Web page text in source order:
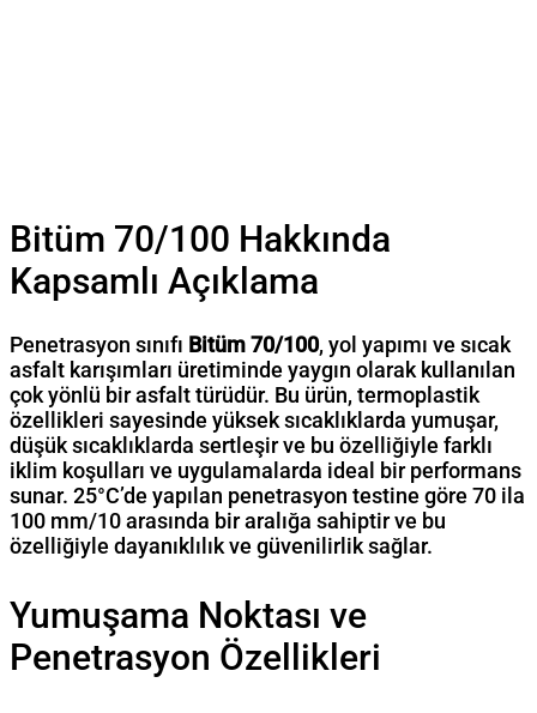
Bitüm 70/100 Hakkında
Kapsamlı Açıklama
Penetrasyon sınıfı Bitüm 70/100, yol yapımı ve sıcak
asfalt karışımları üretiminde yaygın olarak kullanılan
çok yönlü bir asfalt türüdür. Bu ürün, termoplastik
özellikleri sayesinde yüksek sıcaklıklarda yumuşar,
düşük sıcaklıklarda sertleşir ve bu özelliğiyle farklı
iklim koşulları ve uygulamalarda ideal bir performans
sunar. 25°C’de yapılan penetrasyon testine göre 70 ila
100 mm/10 arasında bir aralığa sahiptir ve bu
özelliğiyle dayanıklılık ve güvenilirlik sağlar.
Yumuşama Noktası ve
Penetrasyon Özellikleri